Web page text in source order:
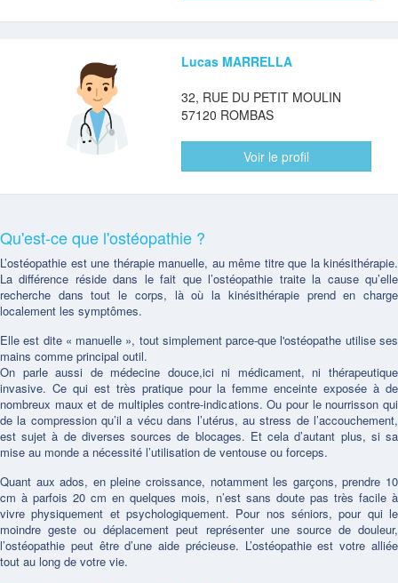
Lucas MARRELLA
32, RUE DU PETIT MOULIN
57120 ROMBAS
Voir le profil
Qu'est-ce que l'ostéopathie ?
L’ostéopathie est une thérapie manuelle, au même titre que la kinésithérapie.
La différence réside dans le fait que l’ostéopathie traite la cause qu’elle
recherche dans tout le corps, là où la kinésithérapie prend en charge
localement les symptômes.
Elle est dite « manuelle », tout simplement parce-que l'ostéopathe utilise ses
mains comme principal outil.
On parle aussi de médecine douce,ici ni médicament, ni thérapeutique
invasive. Ce qui est très pratique pour la femme enceinte exposée à de
nombreux maux et de multiples contre-indications. Ou pour le nourrisson qui
de la compression qu’il a vécu dans l’utérus, au stress de l’accouchement,
est sujet à de diverses sources de blocages. Et cela d’autant plus, si sa
mise au monde a nécessité l’utilisation de ventouse ou forceps.
Quant aux ados, en pleine croissance, notamment les garçons, prendre 10
cm à parfois 20 cm en quelques mois, n’est sans doute pas très facile à
vivre physiquement et psychologiquement. Pour nos séniors, pour qui le
moindre geste ou déplacement peut représenter une source de douleur,
l’ostéopathie peut être d’une aide précieuse. L’ostéopathie est votre alliée
tout au long de votre vie.